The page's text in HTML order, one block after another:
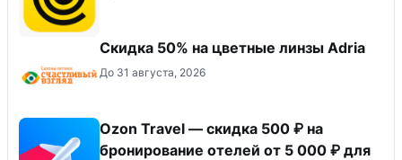
Скидка 50% на цветные линзы Adria
До 31 августа, 2026
Ozon Travel — скидка 500 ₽ на
бронирование отелей от 5 000 ₽ для